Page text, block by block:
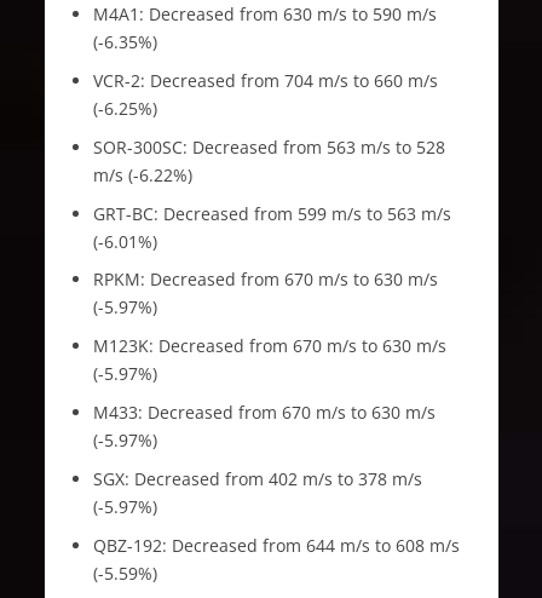
M4A1: Decreased from 630 m/s to 590 m/s
(-6.35%)
VCR-2: Decreased from 704 m/s to 660 m/s
(-6.25%)
SOR-300SC: Decreased from 563 m/s to 528
m/s (-6.22%)
GRT-BC: Decreased from 599 m/s to 563 m/s
(-6.01%)
RPKM: Decreased from 670 m/s to 630 m/s
(-5.97%)
M123K: Decreased from 670 m/s to 630 m/s
(-5.97%)
M433: Decreased from 670 m/s to 630 m/s
(-5.97%)
SGX: Decreased from 402 m/s to 378 m/s
(-5.97%)
QBZ-192: Decreased from 644 m/s to 608 m/s
(-5.59%)